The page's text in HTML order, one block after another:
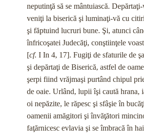
neputinţă să se mântuiască.
veniţi la biserică şi luminaţi-vă cu
şi făptuind lucruri bune. Şi, atunci
înfricoşa­tei Judecăţi, conştiinţele
[cf. I In 4, 17]. Fugiţi de sfaturile de
şi depărtaţi de Biserică, astfel de
şerpi fiind vrăj­maşi purtând chipul
de oaie. Urlând, lupii îşi caută hrana,
oi nepăzite, le ră­pesc şi sfâşie în
oamenii amăgitori şi învăţători
faţărnicesc evlavia şi se îmbracă în